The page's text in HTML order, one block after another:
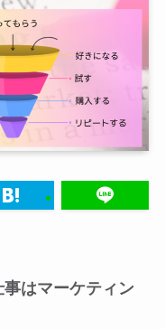
はマーケティン